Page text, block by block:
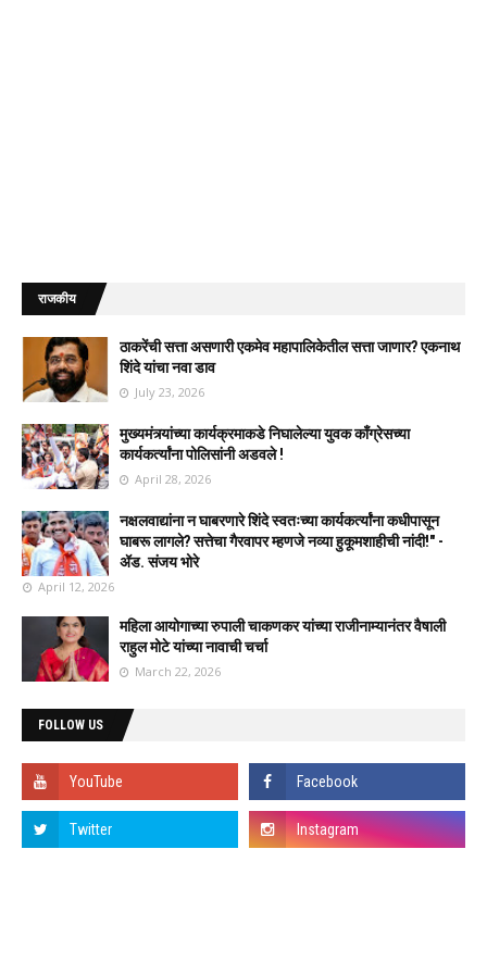
राजकीय
ठाकरेंची सत्ता असणारी एकमेव महापालिकेतील सत्ता जाणार? एकनाथ
शिंदे यांचा नवा डाव
July 23, 2026
मुख्यमंत्र्यांच्या कार्यक्रमाकडे निघालेल्या युवक काँग्रेसच्या
कार्यकर्त्यांना पोलिसांनी अडवले !
April 28, 2026
नक्षलवाद्यांना न घाबरणारे शिंदे स्वतःच्या कार्यकर्त्यांना कधीपासून
घाबरू लागले? सत्तेचा गैरवापर म्हणजे नव्या हुकूमशाहीची नांदी!" -
ॲड. संजय भोरे
April 12, 2026
महिला आयोगाच्या रुपाली चाकणकर यांच्या राजीनाम्यानंतर वैषाली
राहुल मोटे यांच्या नावाची चर्चा
March 22, 2026
FOLLOW US